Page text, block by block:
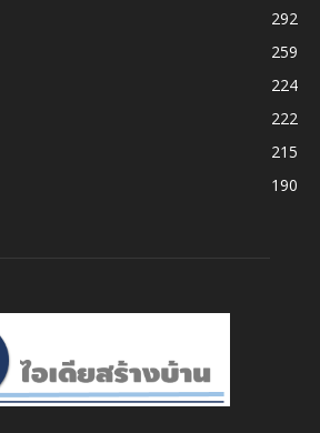
292
259
224
222
215
190